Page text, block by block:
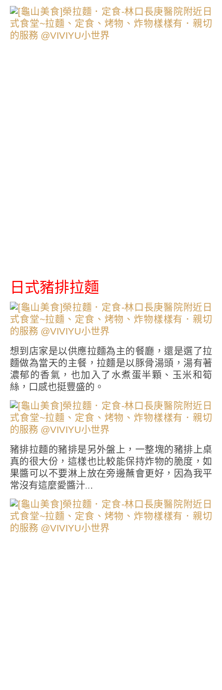
日式豬排拉麵
想到店家是以供應拉麵為主的餐廳，還是選了拉
麵做為當天的主餐，拉麵是以豚骨湯頭，湯有著
濃郁的香氣，也加入了水煮蛋半顆、玉米和筍
絲，口感也挺豐盛的。
豬排拉麵的豬排是另外盤上，一整塊的豬排上桌
真的很大份，這樣也比較能保持炸物的脆度，如
果醬可以不要淋上放在旁邊蘸會更好，因為我平
常沒有這麼愛醬汁…